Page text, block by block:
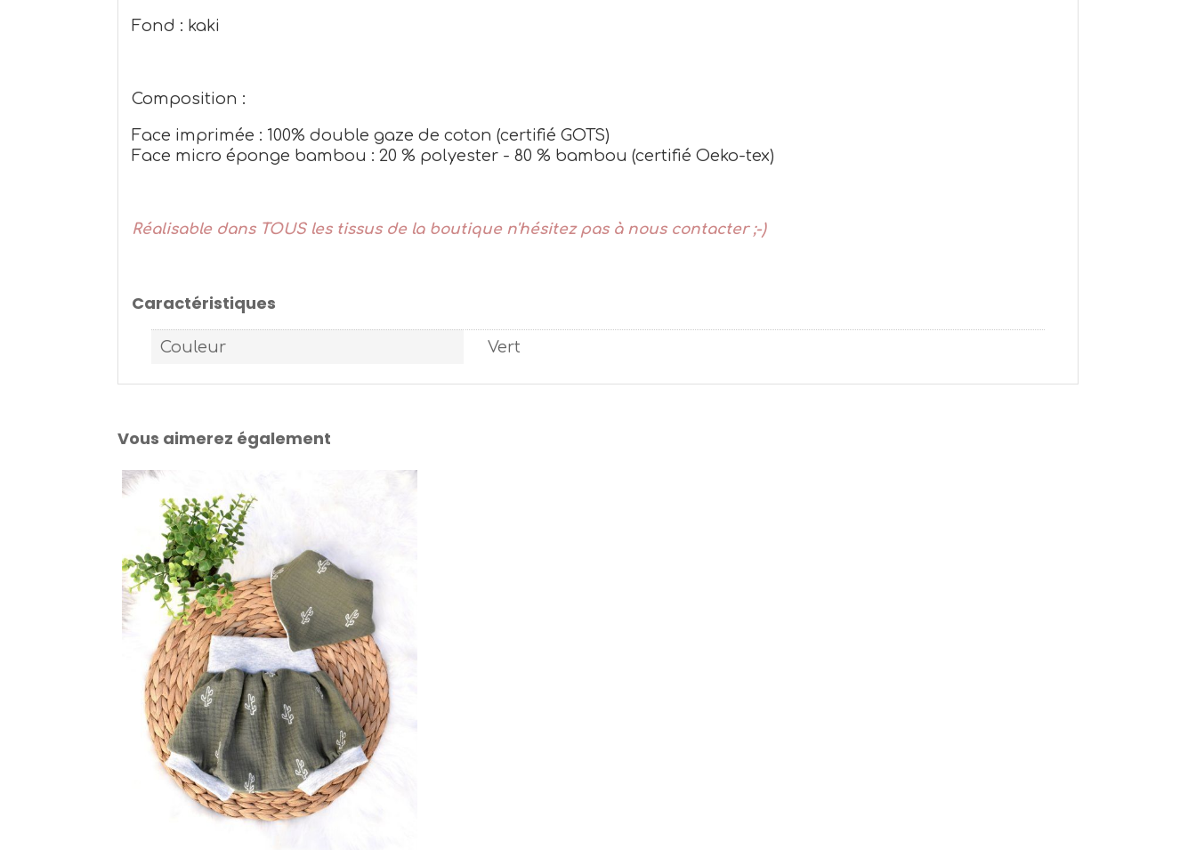
Fond : kaki
Composition :
Face imprimée : 100% double gaze de coton (certifié GOTS)
Face micro éponge bambou : 20 % polyester - 80 % bambou (certifié Oeko-tex)
Réalisable dans TOUS les tissus de la boutique n'hésitez pas à nous contacter ;-)
Caractéristiques
Couleur Vert
Vous aimerez également